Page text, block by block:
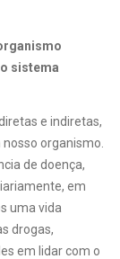
sistema
e indiretas,
organismo.
de doença,
em
uma vida
drogas,
em lidar com o